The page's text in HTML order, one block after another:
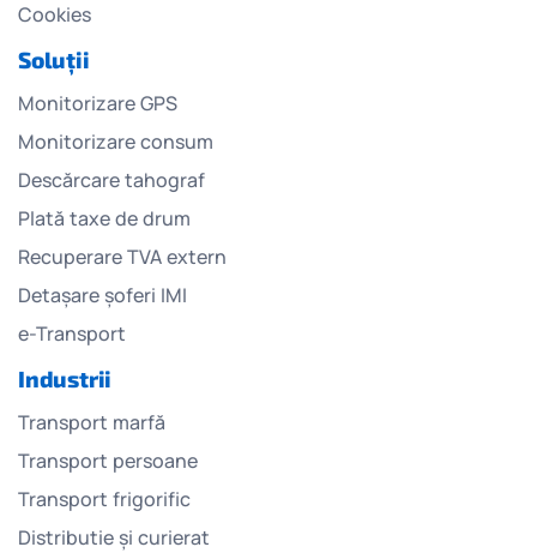
Cookies
Soluții
Monitorizare GPS
Monitorizare consum
Descărcare tahograf
Plată taxe de drum
Recuperare TVA extern
Detașare șoferi IMI
e-Transport
Industrii
Transport marfă
Transport persoane
Transport frigorific
Distributie și curierat